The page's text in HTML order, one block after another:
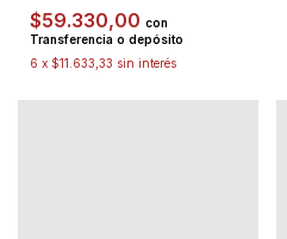
$59.330,00 con
Transferencia o depósito
6 x $11.633,33 sin interés